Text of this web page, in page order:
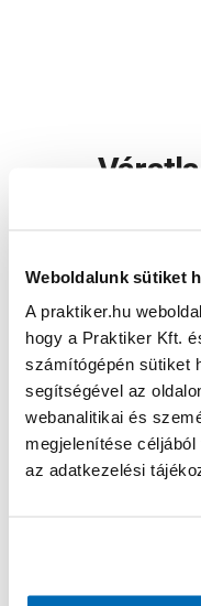
Weboldalunk sütiket
A praktiker.hu
hogy a Praktiker Kft.
számítógépén sütiket
segítségével az
webanalitikai és
megjelenítése
az adatkezelési